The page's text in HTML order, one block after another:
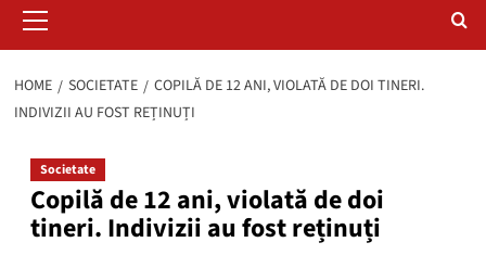
Menu
HOME SOCIETATE
COPILĂ DE 12 ANI, VIOLATĂ DE DOI TINERI.
INDIVIZII AU FOST REȚINUȚI
Societate
Copilă de 12 ani, violată de doi
tineri. Indivizii au fost reținuți